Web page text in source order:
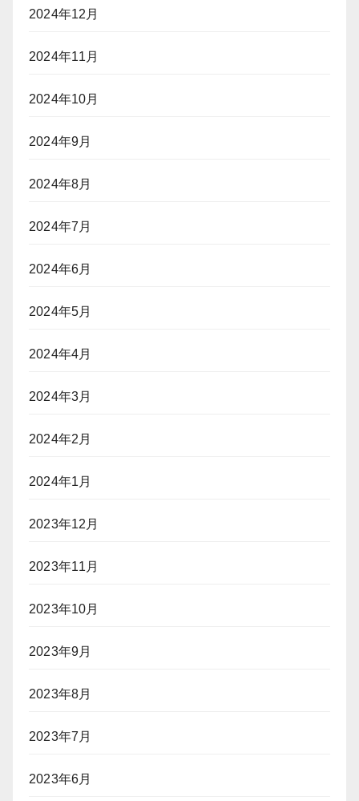
2024年12月
2024年11月
2024年10月
2024年9月
2024年8月
2024年7月
2024年6月
2024年5月
2024年4月
2024年3月
2024年2月
2024年1月
2023年12月
2023年11月
2023年10月
2023年9月
2023年8月
2023年7月
2023年6月